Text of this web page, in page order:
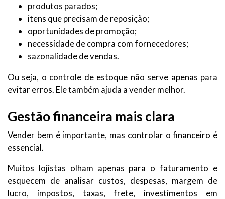
produtos parados;
itens que precisam de reposição;
oportunidades de promoção;
necessidade de compra com fornecedores;
sazonalidade de vendas.
Ou seja, o controle de estoque não serve apenas para
evitar erros. Ele também ajuda a vender melhor.
Gestão financeira mais clara
Vender bem é importante, mas controlar o financeiro é
essencial.
Muitos lojistas olham apenas para o faturamento e
esquecem de analisar custos, despesas, margem de
lucro, impostos, taxas, frete, investimentos em